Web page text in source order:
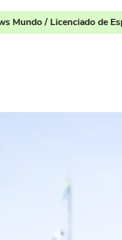
Mundo / Licenciado de